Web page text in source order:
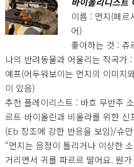
이름 : 먼지(페르
어)
좋아하는 것 : 츄
나의 반려동물과 어울리는 작곡가
예프(어두워보이는 먼지의 이미지
이 있음)
추천 플레이리스트 : 바흐 무반주
르트 바이올린과 비올라를 위한 신
(Eb 장조에 강한 반응을 보임)/슈만
“먼지는 음정이 틀리거나 이상한
거리면서 귀를 파르르 떨어요. 뭔